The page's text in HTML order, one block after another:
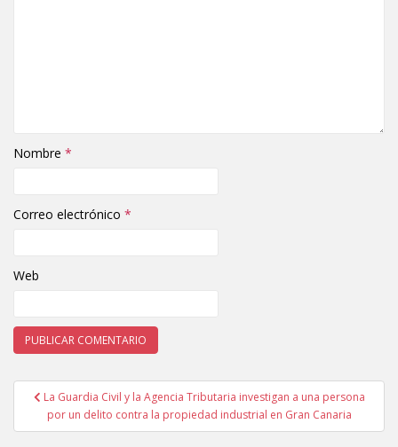
Nombre *
Correo electrónico *
Web
Navegación de entradas
La Guardia Civil y la Agencia Tributaria investigan a una persona
por un delito contra la propiedad industrial en Gran Canaria